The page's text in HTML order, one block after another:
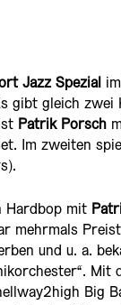
Jazz Spezial
gibt gleich zwei
Patrik Porsch
Im zweiten
Hardbop mit
mehrmals
und u. a.
Mit
Big